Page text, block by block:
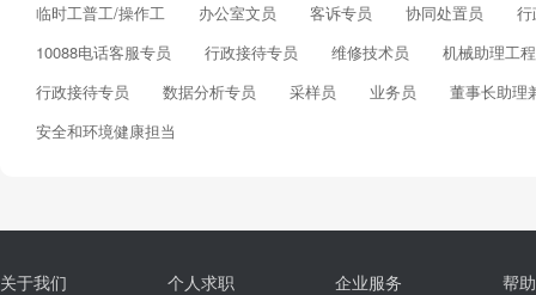
临时工普工/操作工
办公室文员 客诉专员 协同处置员
10088电话客服专员
行政接待专员 维修技术员
机械助理工
行政接待专员
数据分析专员 采样员 业务员
董事长助理
安全和环境健康担当
关于我们 个人求职 企业服务 帮